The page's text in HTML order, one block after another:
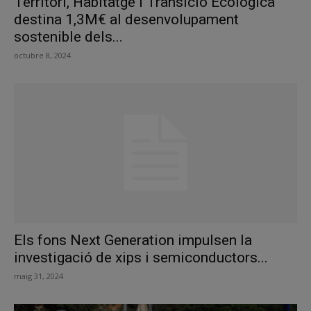
destina 1,3M€ al desenvolupament
sostenible dels...
octubre 8, 2024
Els fons Next Generation impulsen la
investigació de xips i semiconductors...
maig 31, 2024